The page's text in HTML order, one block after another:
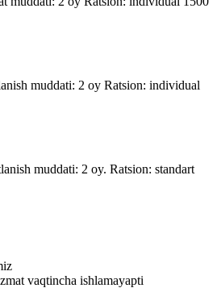
muddati: 2 oy Ratsion: individual
muddati: 2 oy. Ratsion: standart
vaqtincha ishlamayapti